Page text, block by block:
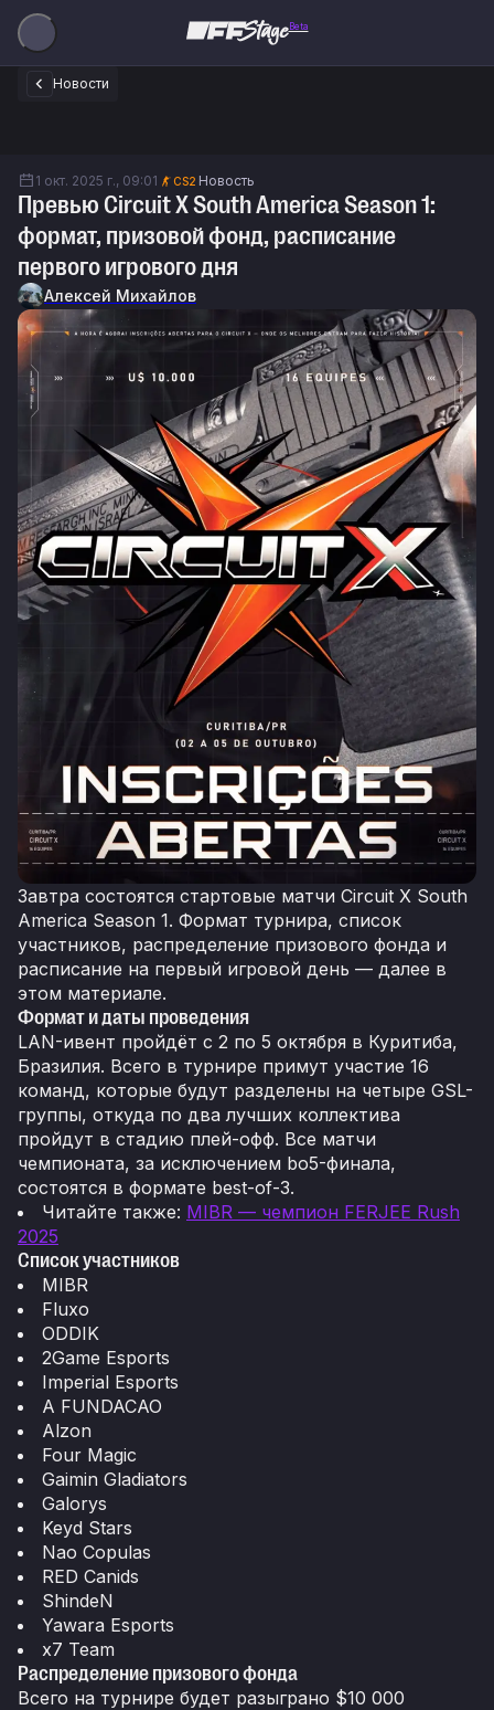
Beta
Новости
1 окт. 2025 г., 09:01 CS2 Новость
Превью Circuit X South America Season 1:
формат, призовой фонд, расписание
первого игрового дня
Алексей Михайлов
Завтра состоятся стартовые матчи Circuit X South
America Season 1. Формат турнира, список
участников, распределение призового фонда и
расписание на первый игровой день — далее в
этом материале.
Формат и даты проведения
LAN-ивент пройдёт с 2 по 5 октября в Куритиба,
Бразилия. Всего в турнире примут участие 16
команд, которые будут разделены на четыре GSL-
группы, откуда по два лучших коллектива
пройдут в стадию плей-офф. Все матчи
чемпионата, за исключением bo5-финала,
состоятся в формате best-of-3.
Читайте также: MIBR — чемпион FERJEE Rush
2025
Список участников
MIBR
Fluxo
ODDIK
2Game Esports
Imperial Esports
A FUNDACAO
Alzon
Four Magic
Gaimin Gladiators
Galorys
Keyd Stars
Nao Copulas
RED Canids
ShindeN
Yawara Esports
x7 Team
Распределение призового фонда
Всего на турнире будет разыграно $10 000